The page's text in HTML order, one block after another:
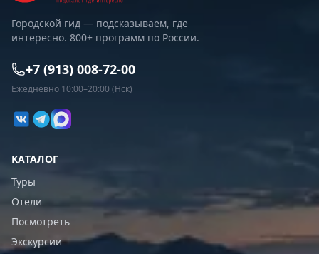
Городской гид — подсказываем, где
интересно. 800+ программ по России.
+7 (913) 008-72-00
Ежедневно 10:00–20:00 (Нск)
КАТАЛОГ
Туры
Отели
Посмотреть
Экскурсии